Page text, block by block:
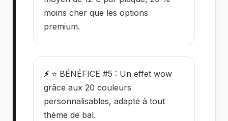
moins cher que les options
premium.
⚡⭐ BÉNÉFICE #5 : Un effet wow
grâce aux 20 couleurs
personnalisables, adapté à tout
thème de bal.